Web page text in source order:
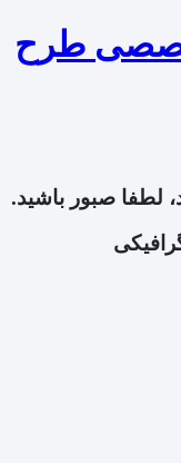
لطفا صبور باشید.